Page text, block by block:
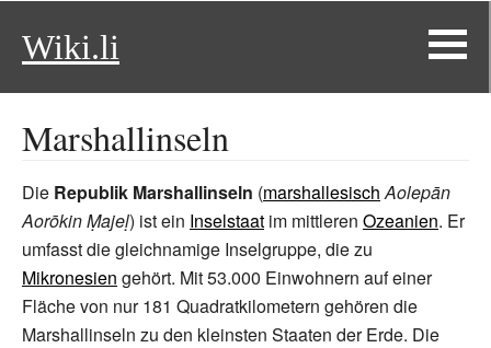
Wiki.li
Marshallinseln
Die Republik Marshallinseln (marshallesisch Aolepān
Aorōkin Ṃajeḷ) ist ein Inselstaat im mittleren Ozeanien. Er
umfasst die gleichnamige Inselgruppe, die zu
Mikronesien gehört. Mit 53.000 Einwohnern auf einer
Fläche von nur 181 Quadratkilometern gehören die
Marshallinseln zu den kleinsten Staaten der Erde. Die